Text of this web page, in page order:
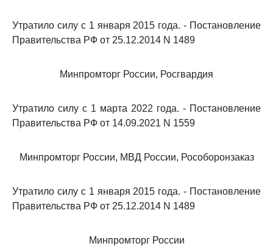
Утратило силу с 1 января 2015 года. - Постановление
Правительства РФ от 25.12.2014 N 1489
Минпромторг России, Росгвардия
Утратило силу с 1 марта 2022 года. - Постановление
Правительства РФ от 14.09.2021 N 1559
Минпромторг России, МВД России, Рособоронзаказ
Утратило силу с 1 января 2015 года. - Постановление
Правительства РФ от 25.12.2014 N 1489
Минпромторг России